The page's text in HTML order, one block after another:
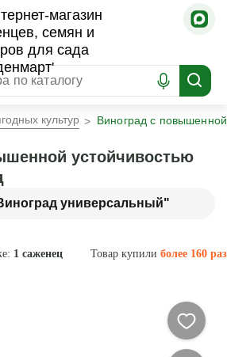
культур Виноград с повышенной
универсальный"
устойчивостью
1 саженец Товар купили более 160 раз